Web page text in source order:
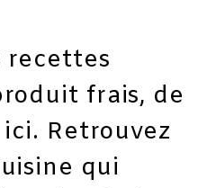
recettes
frais, de
Retrouvez
qui